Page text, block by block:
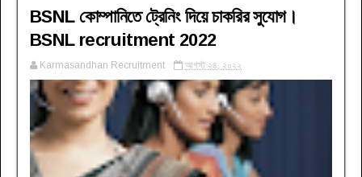
BSNL কোম্পানিতে ট্রেনিং দিয়ে চাকরির সুযোগ।
BSNL recruitment 2022
Karmasandhan Recruitment আগস্ট ২৪, ২০২২